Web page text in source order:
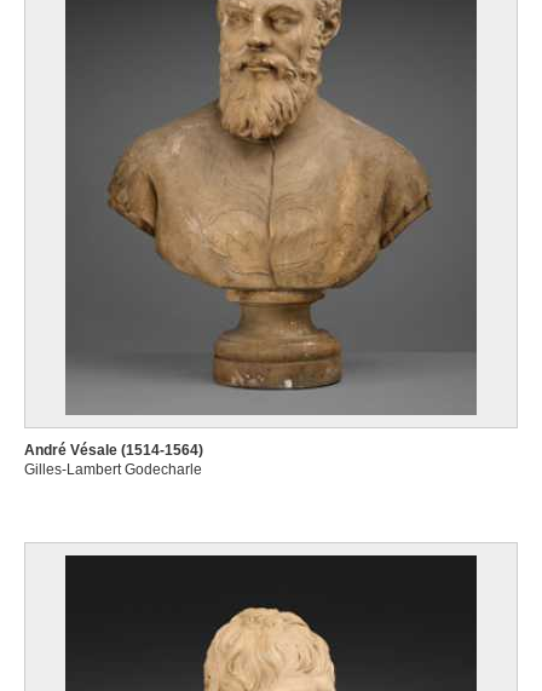
André Vésale (1514-1564)
Gilles-Lambert Godecharle